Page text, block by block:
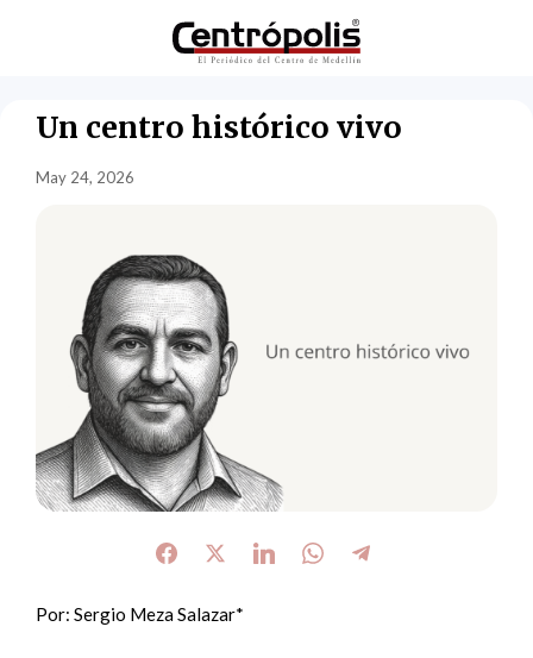
Un centro histórico vivo
May 24, 2026
Por: Sergio Meza Salazar*